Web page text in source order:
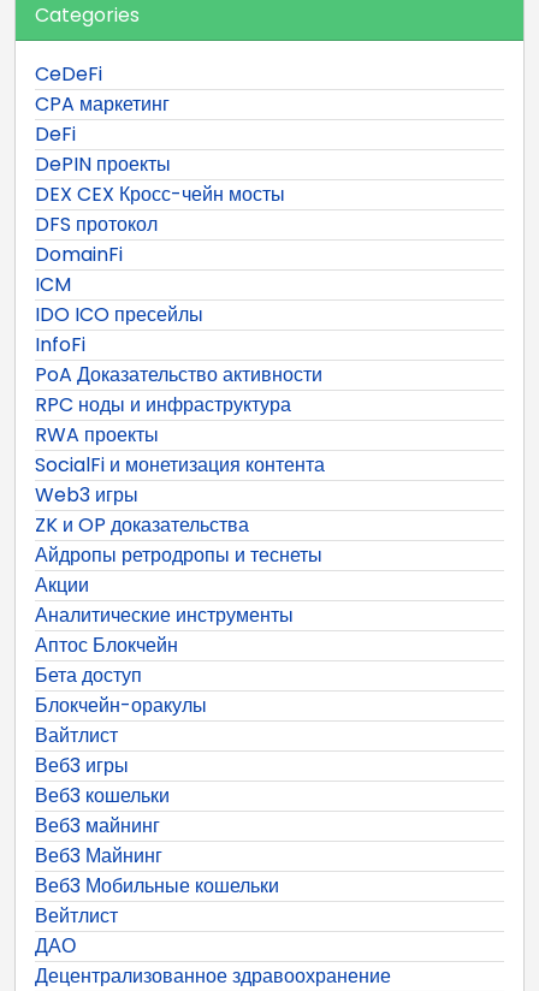
Categories
CeDeFi
CPA маркетинг
DeFi
DePIN проекты
DEX CEX Кросс-чейн мосты
DFS протокол
DomainFi
ICM
IDO ICO пресейлы
InfoFi
PoA Доказательство активности
RPC ноды и инфраструктура
RWA проекты
SocialFi и монетизация контента
Web3 игры
ZK и OP доказательства
Айдропы ретродропы и теснеты
Акции
Аналитические инструменты
Аптос Блокчейн
Бета доступ
Блокчейн-оракулы
Вайтлист
Веб3 игры
Веб3 кошельки
Веб3 майнинг
Веб3 Майнинг
Веб3 Мобильные кошельки
Вейтлист
ДАО
Децентрализованное здравоохранение